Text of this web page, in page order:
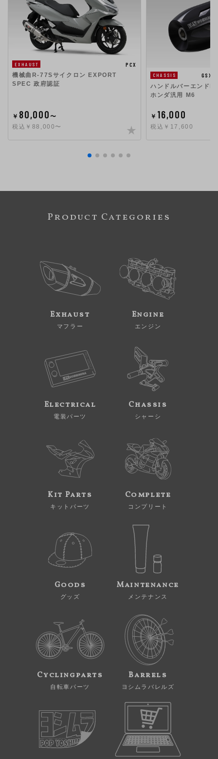
EXHAUST
PCX
機械曲R-77Sサイクロン EXPORT
SPEC 政府認証
￥ 80,000〜
税込￥88,000〜
CHASSIS
ハンドルバーエンド
ホンダ汎用 M6
￥ 16,000
税込￥17,600
Product Categories
Exhaust
マフラー
Engine
エンジン
Electrical
電装パーツ
Chassis
シャーシ
Kit Parts
キットパーツ
Complete
コンプリート
Goods
グッズ
Maintenance
メンテナンス
Cyclingparts
自転車パーツ
Barrels
ヨシムラバレルズ